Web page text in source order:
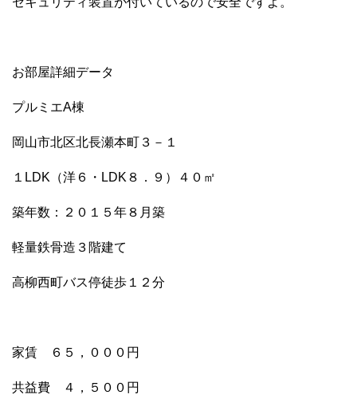
o
k
お部屋詳細データ
プルミエA棟
岡山市北区北長瀬本町３－１
１LDK（洋６・LDK８．９）４０㎡
築年数：２０１５年８月築
軽量鉄骨造３階建て
高柳西町バス停徒歩１２分
家賃 ６５，０００円
共益費 ４，５００円